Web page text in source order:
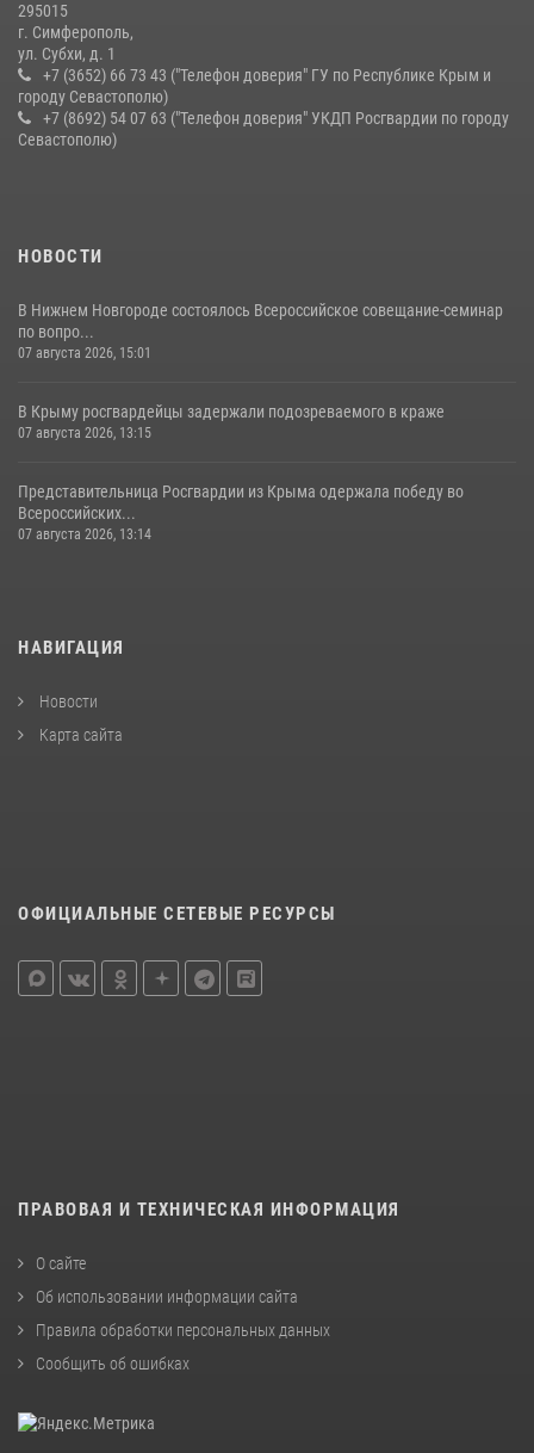
295015
г. Симферополь,
ул. Субхи, д. 1
+7 (3652) 66 73 43 ("Телефон доверия" ГУ по Республике Крым и
городу Севастополю)
+7 (8692) 54 07 63 ("Телефон доверия" УКДП Росгвардии по городу
Севастополю)
НОВОСТИ
В Нижнем Новгороде состоялось Всероссийское совещание-семинар
по вопро...
07 августа 2026, 15:01
В Крыму росгвардейцы задержали подозреваемого в краже
07 августа 2026, 13:15
Представительница Росгвардии из Крыма одержала победу во
Всероссийских...
07 августа 2026, 13:14
НАВИГАЦИЯ
Новости
Карта сайта
ОФИЦИАЛЬНЫЕ СЕТЕВЫЕ РЕСУРСЫ
ПРАВОВАЯ И ТЕХНИЧЕСКАЯ ИНФОРМАЦИЯ
О сайте
Об использовании информации сайта
Правила обработки персональных данных
Сообщить об ошибках